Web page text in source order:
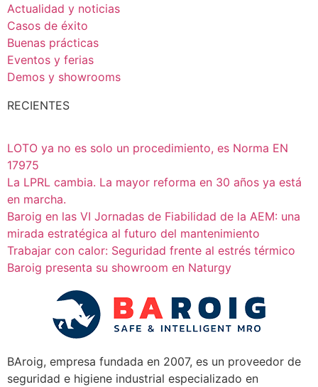
Actualidad y noticias
Casos de éxito
Buenas prácticas
Eventos y ferias
Demos y showrooms
RECIENTES
LOTO ya no es solo un procedimiento, es Norma EN
17975
La LPRL cambia. La mayor reforma en 30 años ya está
en marcha.
Baroig en las VI Jornadas de Fiabilidad de la AEM: una
mirada estratégica al futuro del mantenimiento
Trabajar con calor: Seguridad frente al estrés térmico
Baroig presenta su showroom en Naturgy
BAroig, empresa fundada en 2007, es un proveedor de
seguridad e higiene industrial especializado en